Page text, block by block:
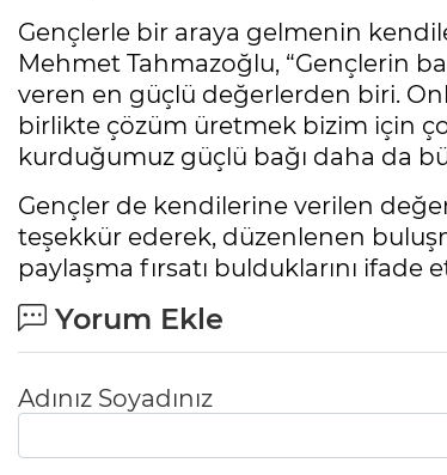
Gençlerle bir araya gelmenin
Mehmet Tahmazoğlu, “Gençlerin
veren en güçlü değerlerden biri.
birlikte çözüm üretmek bizim için
kurduğumuz güçlü bağı daha da
Gençler de kendilerine verilen
teşekkür ederek, düzenlenen
paylaşma fırsatı bulduklarını ifade
Yorum Ekle
Adınız Soyadınız